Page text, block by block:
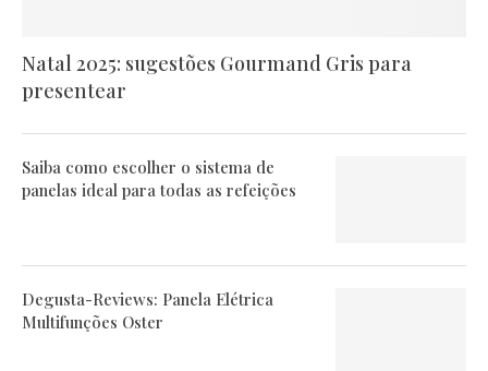
Natal 2025: sugestões Gourmand Gris para
presentear
Saiba como escolher o sistema de
panelas ideal para todas as refeições
Degusta-Reviews: Panela Elétrica
Multifunções Oster